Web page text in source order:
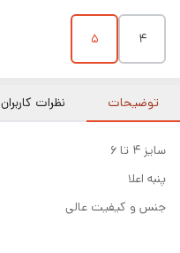
۴ ۵
توضیحات نظرات کاربران
سایز ۴ تا ۶
پنبه اعلا
جنس و کیفیت عالی